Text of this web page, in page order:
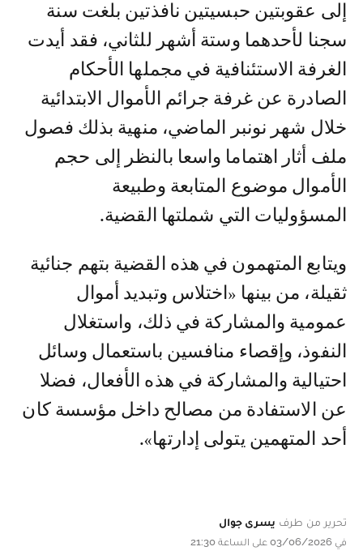
إلى عقوبتين حبسيتين نافذتين بلغت سنة
سجنا لأحدهما وستة أشهر للثاني، فقد أيدت
الغرفة الاستئنافية في مجملها الأحكام
الصادرة عن غرفة جرائم الأموال الابتدائية
خلال شهر نونبر الماضي، منهية بذلك فصول
ملف أثار اهتماما واسعا بالنظر إلى حجم
الأموال موضوع المتابعة وطبيعة
المسؤوليات التي شملتها القضية.
ويتابع المتهمون في هذه القضية بتهم جنائية
ثقيلة، من بينها «اختلاس وتبديد أموال
عمومية والمشاركة في ذلك، واستغلال
النفوذ، وإقصاء منافسين باستعمال وسائل
احتيالية والمشاركة في هذه الأفعال، فضلا
عن الاستفادة من مصالح داخل مؤسسة كان
أحد المتهمين يتولى إدارتها».
تحرير من طرف يسرى جوال
في 03/06/2026 على الساعة 21:30